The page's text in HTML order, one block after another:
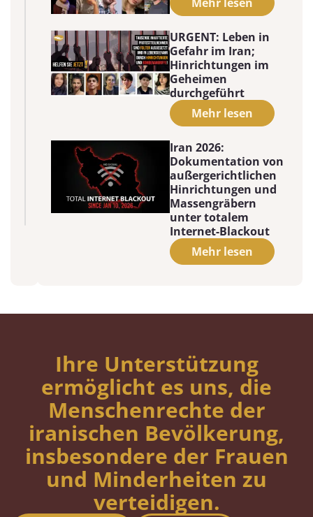
URGENT: Leben in
Gefahr im Iran;
Hinrichtungen im
Geheimen
durchgeführt
Mehr lesen
Iran 2026:
Dokumentation von
außergerichtlichen
Hinrichtungen und
Massengräbern
unter totalem
Internet-Blackout
Mehr lesen
Ihre Unterstützung
ermöglicht es uns, die
Menschenrechte der
iranischen Bevölkerung,
insbesondere der Frauen
und Minderheiten zu
verteidigen.